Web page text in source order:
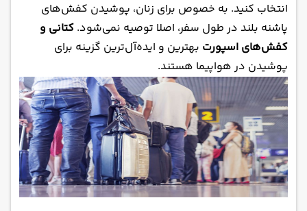
انتخاب کنید. به خصوص برای زنان، پوشیدن کفش‌های
پاشنه بلند در طول سفر، اصلا توصیه نمی‌شود. کتانی و
کفش‌های اسپورت بهترین و ایده‌آل‌ترین گزینه برای
پوشیدن در هواپیما هستند.